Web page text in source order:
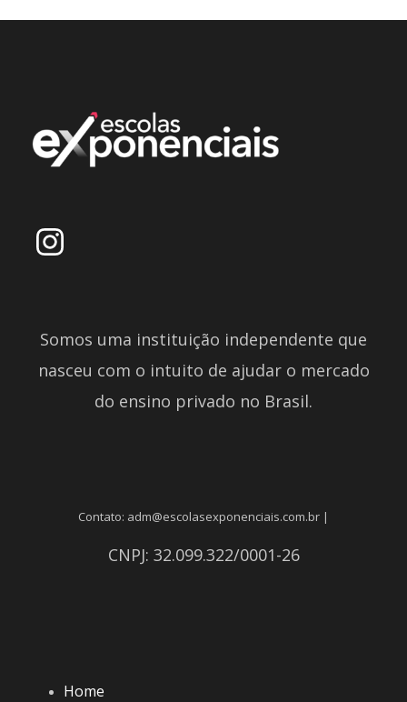
Somos uma instituição independente que
nasceu com o intuito de ajudar o mercado
do ensino privado no Brasil.
Contato: adm@escolasexponenciais.com.br |
CNPJ: 32.099.322/0001-26
Home